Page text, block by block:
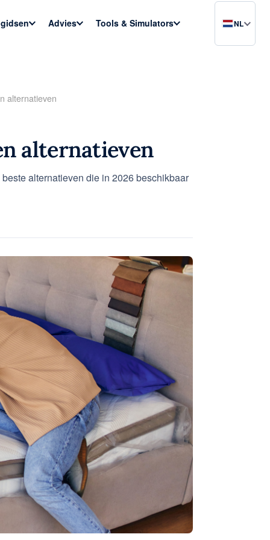
Advies Tools & Simulators NL
alternatieven
alternatieven
alternatieven die in 2026 beschikbaar